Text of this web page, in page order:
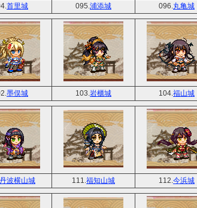
首里城 095. 浦添城 096. 丸亀城
墨俣城 103. 岩櫃城 104. 福山城
丹波横山城 111. 福知山城 112. 今浜城